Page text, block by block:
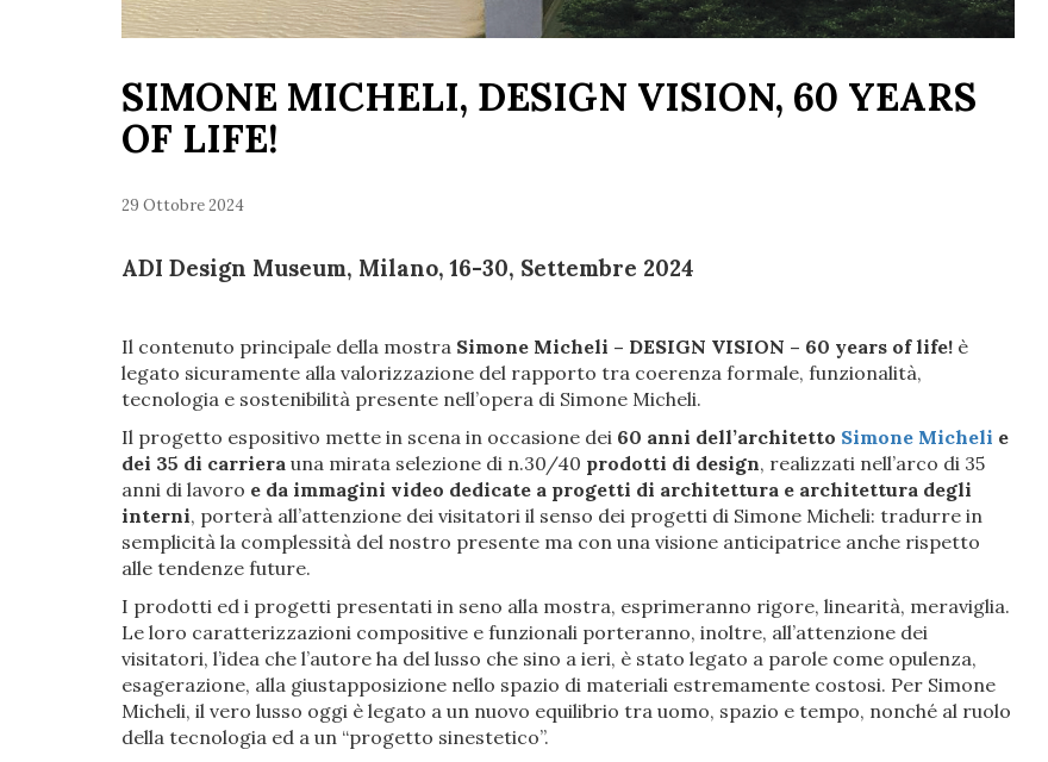
SIMONE MICHELI, DESIGN VISION, 60 YEARS
OF LIFE!
29 Ottobre 2024
ADI Design Museum, Milano, 16-30, Settembre 2024
Il contenuto principale della mostra Simone Micheli – DESIGN VISION – 60 years of life! è
legato sicuramente alla valorizzazione del rapporto tra coerenza formale, funzionalità,
tecnologia e sostenibilità presente nell’opera di Simone Micheli.
Il progetto espositivo mette in scena in occasione dei 60 anni dell’architetto Simone Micheli e
dei 35 di carriera una mirata selezione di n.30/40 prodotti di design, realizzati nell’arco di 35
anni di lavoro e da immagini video dedicate a progetti di architettura e architettura degli
interni, porterà all’attenzione dei visitatori il senso dei progetti di Simone Micheli: tradurre in
semplicità la complessità del nostro presente ma con una visione anticipatrice anche rispetto
alle tendenze future.
I prodotti ed i progetti presentati in seno alla mostra, esprimeranno rigore, linearità, meraviglia.
Le loro caratterizzazioni compositive e funzionali porteranno, inoltre, all’attenzione dei
visitatori, l’idea che l’autore ha del lusso che sino a ieri, è stato legato a parole come opulenza,
esagerazione, alla giustapposizione nello spazio di materiali estremamente costosi. Per Simone
Micheli, il vero lusso oggi è legato a un nuovo equilibrio tra uomo, spazio e tempo, nonché al ruolo
della tecnologia ed a un “progetto sinestetico”.